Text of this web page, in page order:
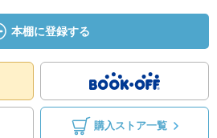
本棚に登録する
購入ストア一覧